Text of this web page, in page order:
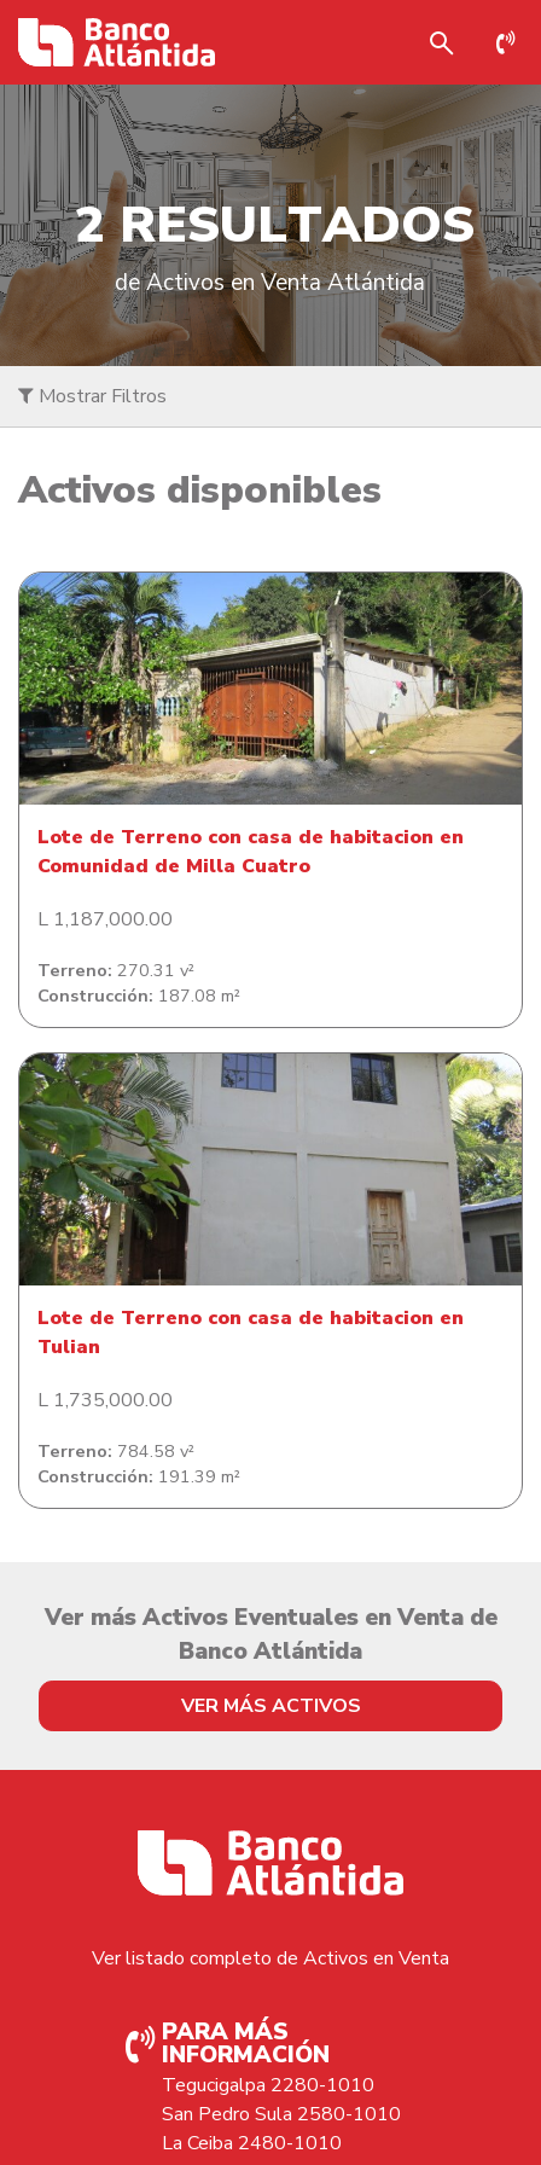
2 RESULTADOS
de Activos en Venta Atlántida
Mostrar Filtros
Activos disponibles
Lote de Terreno con casa de habitacion en Comunidad
de Milla Cuatro
Lote de Terreno con casa de habitacion en
Comunidad de Milla Cuatro
L 1,187,000.00
Terreno: 270.31 v²
Construcción: 187.08 m²
Lote de Terreno con casa de habitacion en Tulian
Lote de Terreno con casa de habitacion en
Tulian
L 1,735,000.00
Terreno: 784.58 v²
Construcción: 191.39 m²
Ver más Activos Eventuales en Venta de
Banco Atlántida
VER MÁS ACTIVOS
Ver listado completo de Activos en Venta
PARA MÁS
INFORMACIÓN
Tegucigalpa 2280-1010
San Pedro Sula 2580-1010
La Ceiba 2480-1010